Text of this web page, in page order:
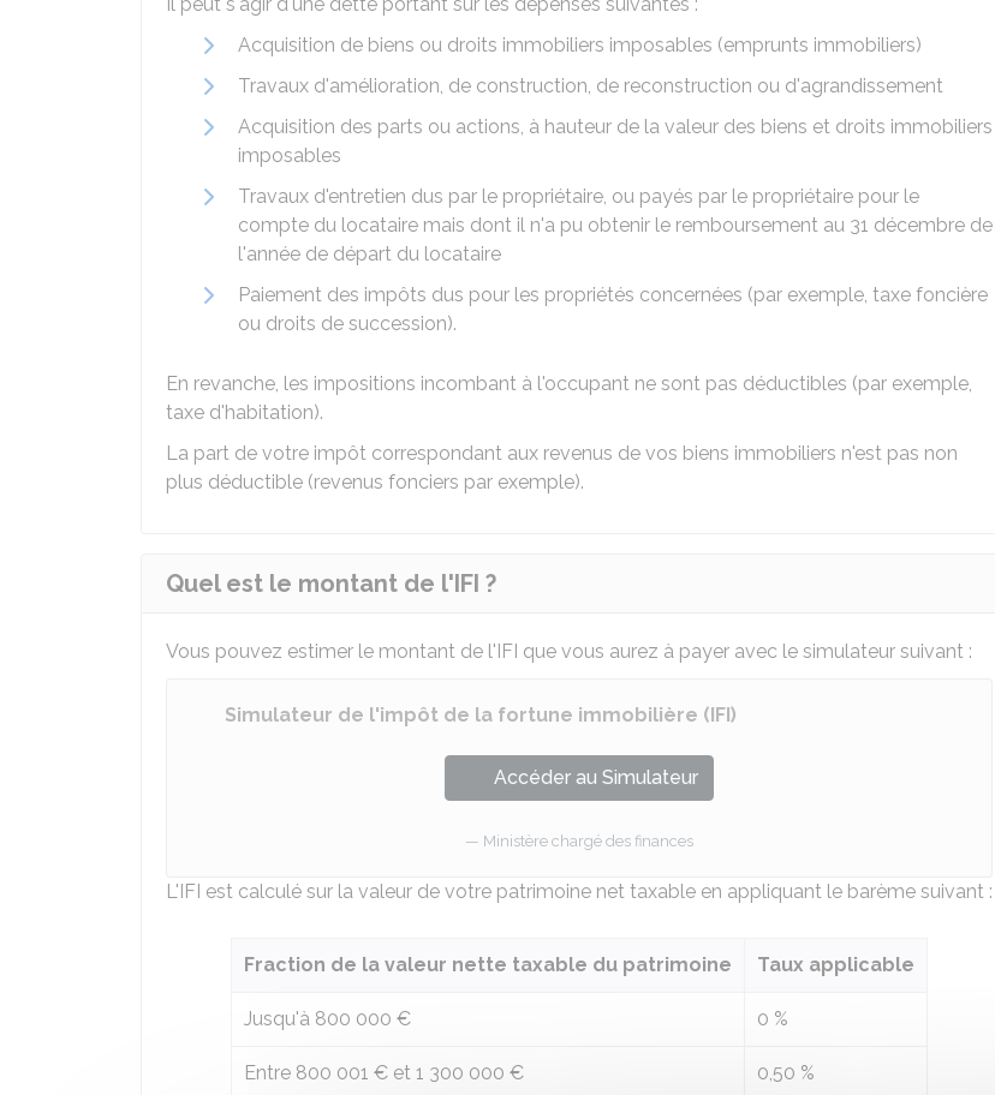
Acquisition de biens ou droits immobiliers imposables (emprunts immobiliers)
Travaux d'amélioration, de construction, de reconstruction ou d'agrandissement
Acquisition des parts ou actions, à hauteur de la valeur des biens et droits immobiliers
imposables
Travaux d'entretien dus par le propriétaire, ou payés par le propriétaire pour le
compte du locataire mais dont il n'a pu obtenir le remboursement au 31 décembre de
l'année de départ du locataire
Paiement des impôts dus pour les propriétés concernées (par exemple, taxe foncière
ou droits de succession).
En revanche, les impositions incombant à l'occupant ne sont pas déductibles (par exemple,
taxe d'habitation).
La part de votre impôt correspondant aux revenus de vos biens immobiliers n'est pas non
plus déductible (revenus fonciers par exemple).
Quel est le montant de l'IFI ?
Vous pouvez estimer le montant de l'IFI que vous aurez à payer avec le simulateur suivant :
Simulateur de l'impôt de la fortune immobilière (IFI)
Accéder au Simulateur
Ministère chargé des finances
L'IFI est calculé sur la valeur de votre patrimoine net taxable en appliquant le barème suivant :
Fraction de la valeur nette taxable du patrimoine Taux applicable
Jusqu'à 800 000 € 0 %
Entre 800 001 € et 1 300 000 € 0,50 %